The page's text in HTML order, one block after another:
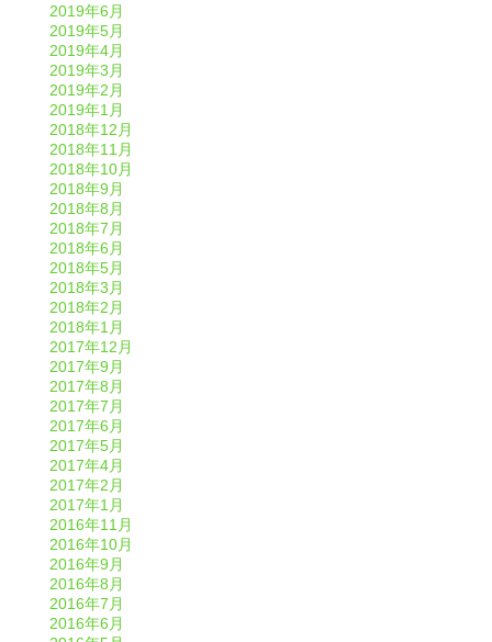
2019年6月
2019年5月
2019年4月
2019年3月
2019年2月
2019年1月
2018年12月
2018年11月
2018年10月
2018年9月
2018年8月
2018年7月
2018年6月
2018年5月
2018年3月
2018年2月
2018年1月
2017年12月
2017年9月
2017年8月
2017年7月
2017年6月
2017年5月
2017年4月
2017年2月
2017年1月
2016年11月
2016年10月
2016年9月
2016年8月
2016年7月
2016年6月